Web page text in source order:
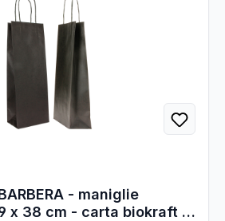
- maniglie
x 38 cm - carta biokraft -